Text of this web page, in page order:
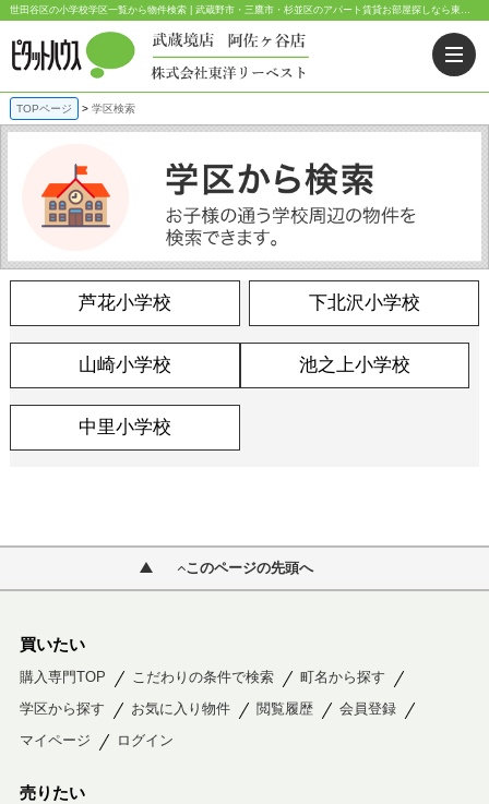
世田谷区の小学校学区一覧から物件検索 | 武蔵野市・三鷹市・杉並区のアパート賃貸お部屋探しなら東洋リーベスト｜ピタットハウス武蔵境店・阿佐ヶ谷店
TOPページ 学区検索
芦花小学校 下北沢小学校
山崎小学校 池之上小学校
中里小学校
このページの先頭へ
買いたい
購入専門TOP こだわりの条件で検索
町名から探す
学区から探す
お気に入り物件 閲覧履歴
会員登録
マイページ
ログイン
売りたい